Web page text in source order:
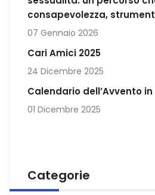
consapevolezza,
07 Gennaio 2026
Cari Amici 2025
24 Dicembre 2025
Calendario dell’Avvento in
01 Dicembre 2025
Categorie